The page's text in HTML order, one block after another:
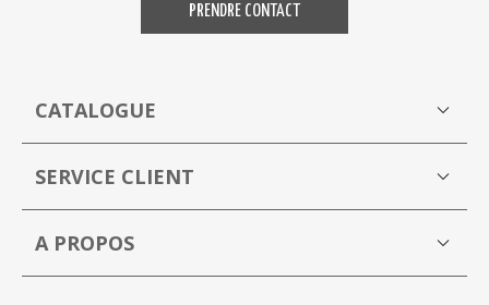
CATALOGUE
Boutique
SERVICE CLIENT
Mon compte
A PROPOS
PRENDRE CONTACT